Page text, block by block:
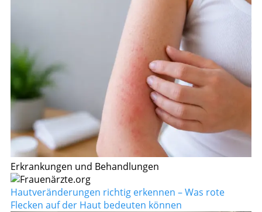
Erkrankungen und Behandlungen
Hautveränderungen richtig erkennen – Was rote
Flecken auf der Haut bedeuten können